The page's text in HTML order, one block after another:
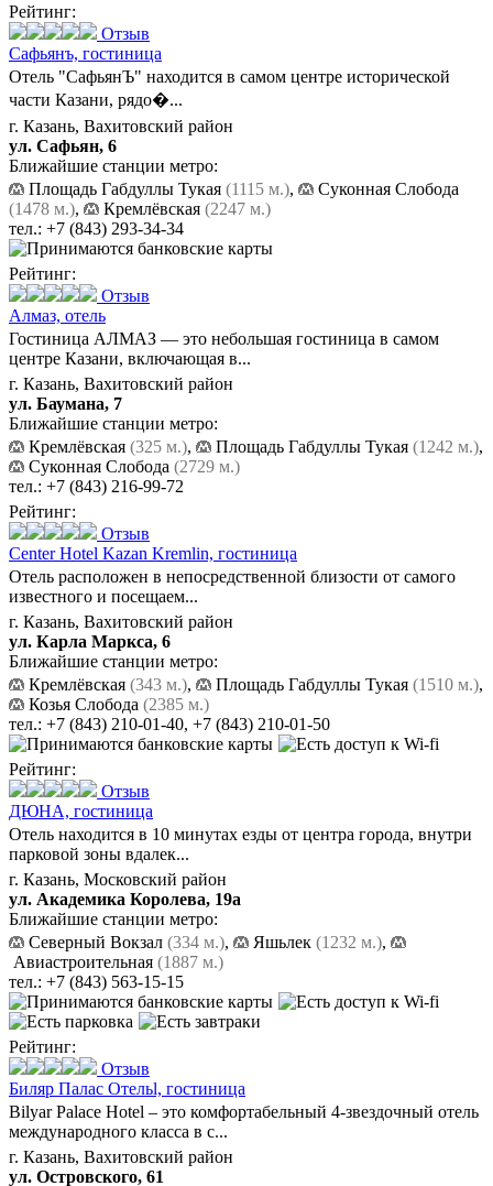
Рейтинг:
Отзыв
Сафьянъ, гостиница
Отель "СафьянЪ" находится в самом центре исторической
части Казани, рядо�...
г. Казань, Вахитовский район
ул. Сафьян, 6
Ближайшие станции метро:
Площадь Габдуллы Тукая (1115 м.),
Суконная Слобода
(1478 м.), Кремлёвская (2247 м.)
тел.: +7 (843) 293-34-34
Рейтинг:
Отзыв
Алмаз, отель
Гостиница АЛМАЗ — это небольшая гостиница в самом
центре Казани, включающая в...
г. Казань, Вахитовский район
ул. Баумана, 7
Ближайшие станции метро:
Кремлёвская (325 м.), Площадь Габдуллы Тукая (1242 м.),
Суконная Слобода (2729 м.)
тел.: +7 (843) 216-99-72
Рейтинг:
Отзыв
Center Hotel Kazan Kremlin, гостиница
Отель расположен в непосредственной близости от самого
известного и посещаем...
г. Казань, Вахитовский район
ул. Карла Маркса, 6
Ближайшие станции метро:
Кремлёвская (343 м.), Площадь Габдуллы Тукая (1510 м.),
Козья Слобода (2385 м.)
тел.: +7 (843) 210-01-40, +7 (843) 210-01-50
Рейтинг:
Отзыв
ДЮНА, гостиница
Отель находится в 10 минутах езды от центра города, внутри
парковой зоны вдалек...
г. Казань, Московский район
ул. Академика Королева, 19а
Ближайшие станции метро:
Северный Вокзал (334 м.), Яшьлек (1232 м.),
Авиастроительная (1887 м.)
тел.: +7 (843) 563-15-15
Рейтинг:
Отзыв
Биляр Палас Отельl, гостиница
Bilyar Palace Hotel – это комфортабельный 4-звездочный отель
международного класса в с...
г. Казань, Вахитовский район
ул. Островского, 61